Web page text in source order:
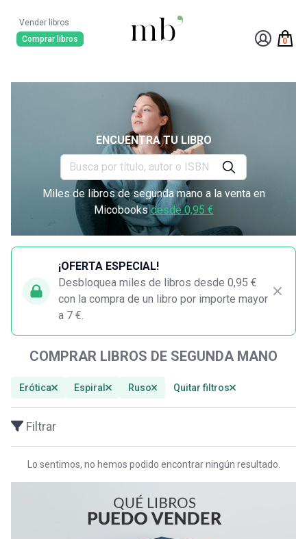
Vender libros
Comprar libros
0
ENCUENTRA TU LIBRO
Miles de libros de segunda mano a la venta en
Micobooksdesde 0,95 €
¡OFERTA ESPECIAL!
Desbloquea miles de libros desde 0,95 €
con la compra de un libro por importe mayor
a 7 €.
COMPRAR LIBROS DE SEGUNDA MANO
Erótica Espiral Ruso Quitar filtros
Filtrar
Lo sentimos, no hemos podido encontrar ningún resultado.